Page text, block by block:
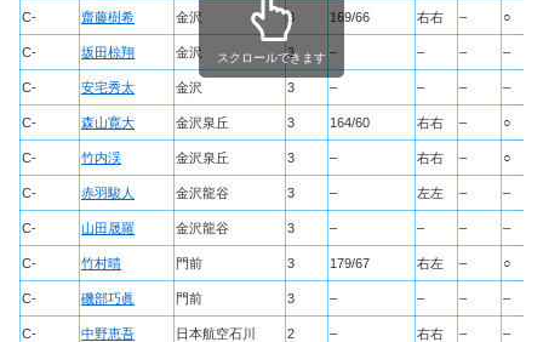
C- 齋藤樹希 金沢 3 169/66 右右 – ○
C- 坂田椋翔 金沢 3 – – – –
C- 安宅秀太 金沢 3 – – – –
C- 森山寛大 金沢泉丘 3 164/60 右右 – ○
C- 竹内渓 金沢泉丘 3 – 右右 – ○
C- 赤羽駿人 金沢龍谷 3 – 左左 – –
C- 山田晟羅 金沢龍谷 3 – – – –
C- 竹村晴 門前 3 179/67 右左 – ○
C- 磯部巧眞 門前 3 – – – –
C- 中野恵吾 日本航空石川 2 – 右右 – –
スクロールできます